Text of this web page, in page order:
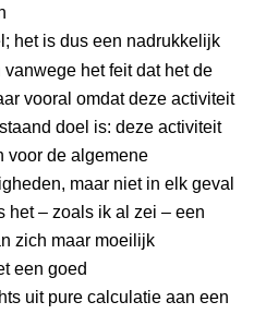
het is dus een nadrukkelijk
het feit dat het de
vooral omdat deze activiteit
doel is: deze activiteit
voor de algemene
maar niet in elk geval
het – zoals ik al zei – een
zich maar moeilijk
een goed
uit pure calculatie aan een